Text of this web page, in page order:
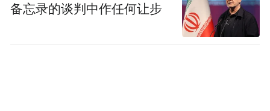
备忘录的谈判中作任何让步